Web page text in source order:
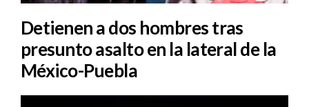
Detienen a dos hombres tras
presunto asalto en la lateral de la
México-Puebla